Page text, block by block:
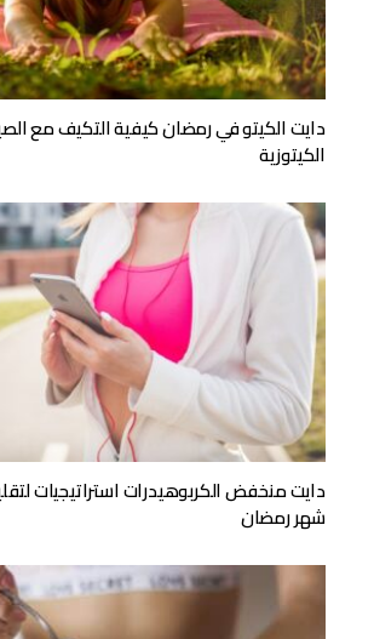
دايت الكيتو في رمضان كيفية التكيف مع
الكيتوزية
دايت منخفض الكربوهيدرات استراتيجيات
شهر رمضان